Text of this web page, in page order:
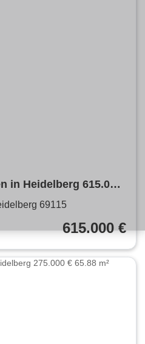
in Heidelberg 615.000
69115
615.000 €